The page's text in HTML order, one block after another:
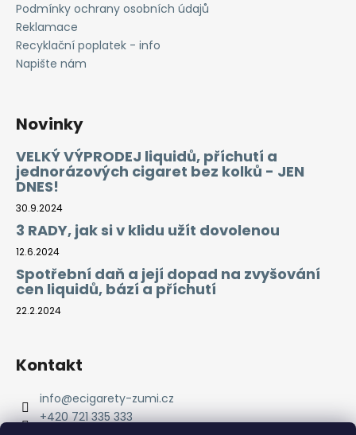
Podmínky ochrany osobních údajů
Reklamace
Recyklační poplatek - info
Napište nám
Novinky
VELKÝ VÝPRODEJ liquidů, příchutí a
jednorázových cigaret bez kolků - JEN
DNES!
30.9.2024
3 RADY, jak si v klidu užít dovolenou
12.6.2024
Spotřební daň a její dopad na zvyšování
cen liquidů, bází a příchutí
22.2.2024
Kontakt
info@ecigarety-zumi.cz
+420 721 335 333